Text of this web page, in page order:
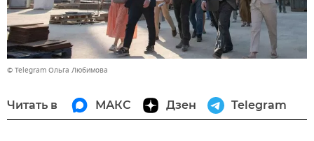
© Telegram Ольга Любимова
Читать в МАКС Дзен Telegram